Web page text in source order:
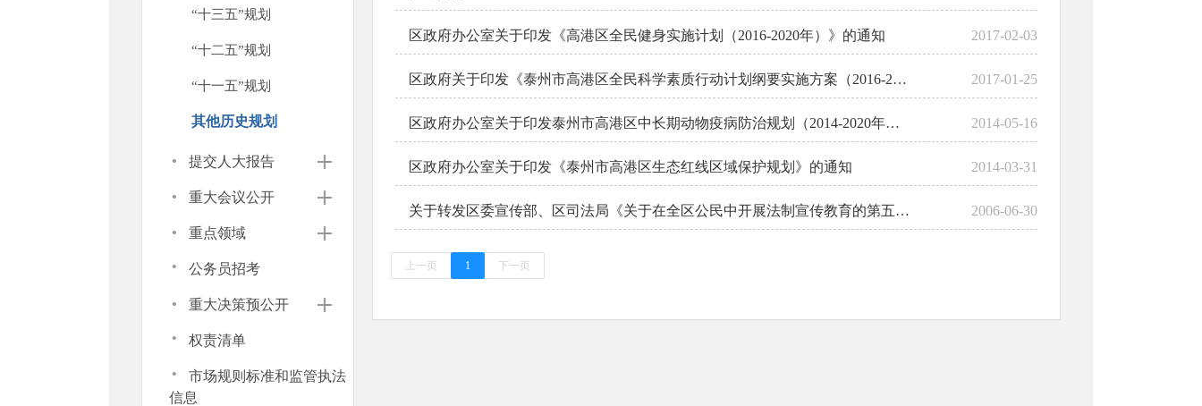
“十三五”规划
“十二五”规划
“十一五”规划
其他历史规划
· 提交人大报告
· 重大会议公开
· 重点领域
· 公务员招考
· 重大决策预公开
· 权责清单
·
市场规则标准和监管执法
信息
区政府办公室关于印发《高港区全民健身实施计划（2016-2020年）》的通知 2017-02-03
区政府关于印发《泰州市高港区全民科学素质行动计划纲要实施方案（2016-2020）》的通知 2017-01-25
区政府办公室关于印发泰州市高港区中长期动物疫病防治规划（2014-2020年）的通知 2014-05-16
区政府办公室关于印发《泰州市高港区生态红线区域保护规划》的通知 2014-03-31
关于转发区委宣传部、区司法局《关于在全区公民中开展法制宣传教育的第五个五年规划》的通知 2006-06-30
上一页 1 下一页